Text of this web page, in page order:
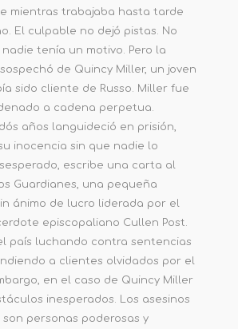
mientras trabajaba hasta tarde
El culpable no dejó pistas. No
tenía un motivo. Pero la
de Quincy Miller, un joven
sido cliente de Russo. Miller fue
a cadena perpetua.
años languideció en prisión,
inocencia sin que nadie lo
escribe una carta al
Guardianes, una pequeña
ánimo de lucro liderada por el
episcopaliano Cullen Post.
país luchando contra sentencias
a clientes olvidados por el
en el caso de Quincy Miller
inesperados. Los asesinos
son personas poderosas y